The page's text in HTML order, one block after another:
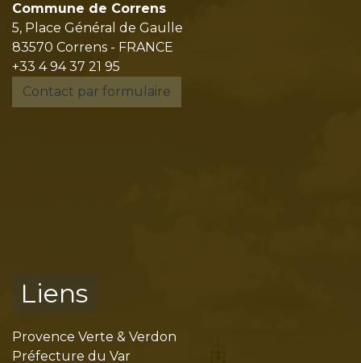
Commune de Correns
5, Place Général de Gaulle
83570 Correns - FRANCE
+33 4 94 37 21 95
Contact par formulaire
Liens
Provence Verte & Verdon
Préfecture du Var